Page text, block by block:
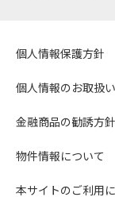
個人情報保護方針
個人情報のお取扱
金融商品の勧誘方針
物件情報について
本サイトのご利用